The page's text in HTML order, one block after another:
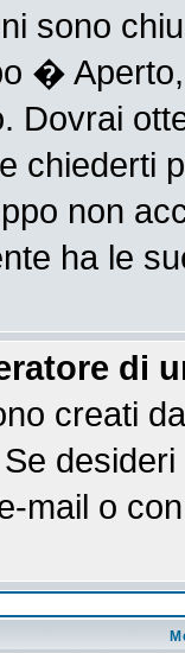
sono
�
Dovrai
chiederti
non
ha le
di
creati
mail o